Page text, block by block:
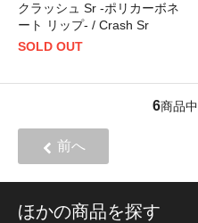
クラッシュ Sr -ポリカーボネ
ート リップ- / Crash Sr
SOLD OUT
6商品中
前へ
ほかの商品を探す